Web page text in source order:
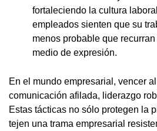
fortaleciendo la cultura
empleados sienten que su
menos probable que
medio de expresión.
En el mundo empresarial, vencer
comunicación afilada, liderazgo
Estas tácticas no sólo protegen la
tejen una trama empresarial